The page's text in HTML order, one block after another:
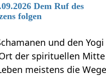
Dem Ruf des
folgen
und den
der spirituellen
meistens die